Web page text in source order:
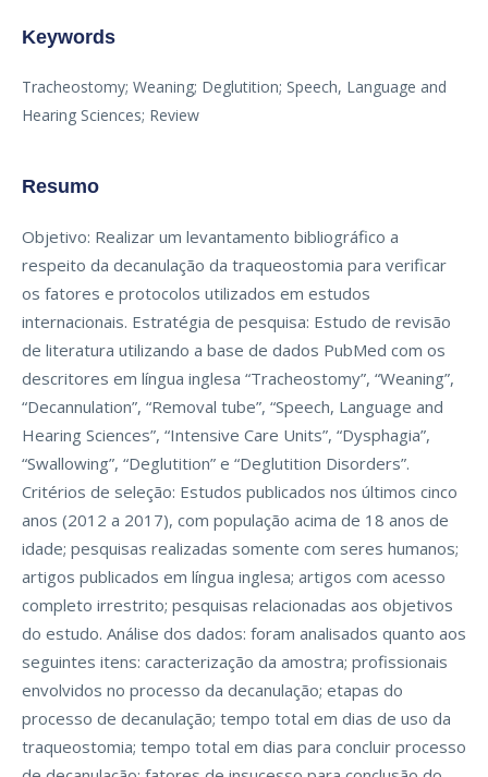
Keywords
Tracheostomy; Weaning; Deglutition; Speech, Language and
Hearing Sciences; Review
Resumo
Objetivo: Realizar um levantamento bibliográfico a
respeito da decanulação da traqueostomia para verificar
os fatores e protocolos utilizados em estudos
internacionais. Estratégia de pesquisa: Estudo de revisão
de literatura utilizando a base de dados PubMed com os
descritores em língua inglesa “Tracheostomy”, “Weaning”,
“Decannulation”, “Removal tube”, “Speech, Language and
Hearing Sciences”, “Intensive Care Units”, “Dysphagia”,
“Swallowing”, “Deglutition” e “Deglutition Disorders”.
Critérios de seleção: Estudos publicados nos últimos cinco
anos (2012 a 2017), com população acima de 18 anos de
idade; pesquisas realizadas somente com seres humanos;
artigos publicados em língua inglesa; artigos com acesso
completo irrestrito; pesquisas relacionadas aos objetivos
do estudo. Análise dos dados: foram analisados quanto aos
seguintes itens: caracterização da amostra; profissionais
envolvidos no processo da decanulação; etapas do
processo de decanulação; tempo total em dias de uso da
traqueostomia; tempo total em dias para concluir processo